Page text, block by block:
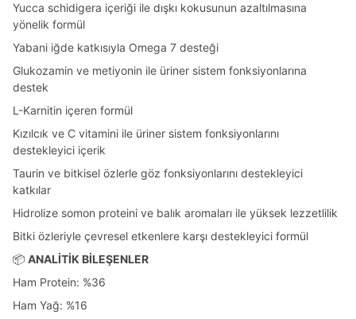
Yucca schidigera içeriği ile dışkı kokusunun azaltılmasına
yönelik formül
Yabani iğde katkısıyla Omega 7 desteği
Glukozamin ve metiyonin ile üriner sistem fonksiyonlarına
destek
L-Karnitin içeren formül
Kızılcık ve C vitamini ile üriner sistem fonksiyonlarını
destekleyici içerik
Taurin ve bitkisel özlerle göz fonksiyonlarını destekleyici
katkılar
Hidrolize somon proteini ve balık aromaları ile yüksek lezzetlilik
Bitki özleriyle çevresel etkenlere karşı destekleyici formül
📦 ANALİTİK BİLEŞENLER
Ham Protein: %36
Ham Yağ: %16